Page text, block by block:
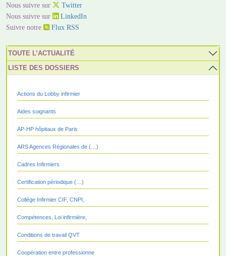
Nous suivre sur
Twitter
Nous suivre sur
LinkedIn
Suivre notre
Flux RSS
TOUTE L’ACTUALITÉ
LISTE DES DOSSIERS
Actions du Lobby infirmier
Aides soignants
AP-HP hôpitaux de Paris
ARS Agences Régionales de (…)
Cadres Infirmiers
Certification périodique (…)
Collège Infirmier CIF, CNPI,
Compétences, Loi infirmière,
Conditions de travail QVT
Coopération entre professionne